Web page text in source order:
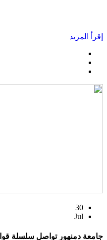
إقرأ المزيد
30
Jul
جامعة دمنهور تواصل سلسلة